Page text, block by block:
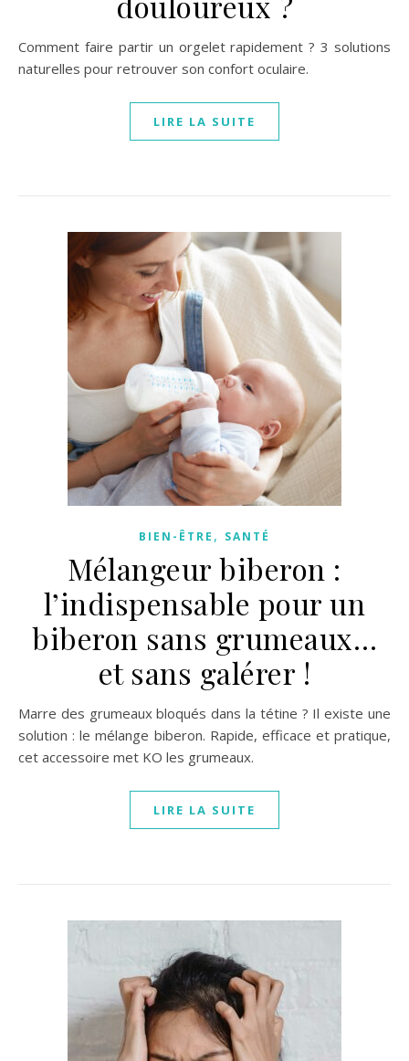
Comment faire partir un orgelet rapidement ? 3 solutions
naturelles pour retrouver son confort oculaire.
LIRE LA SUITE
BIEN-ÊTRE , SANTÉ
Mélangeur biberon :
l’indispensable pour un
biberon sans grumeaux…
et sans galérer !
Marre des grumeaux bloqués dans la tétine ? Il existe une
solution : le mélange biberon. Rapide, efficace et pratique,
cet accessoire met KO les grumeaux.
LIRE LA SUITE